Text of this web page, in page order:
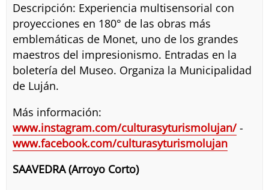
Descripción: Experiencia multisensorial con
proyecciones en 180° de las obras más
emblemáticas de Monet, uno de los grandes
maestros del impresionismo. Entradas en la
boletería del Museo. Organiza la Municipalidad
de Luján.
Más información:
www.instagram.com/culturasyturismolujan/-
www.facebook.com/culturasyturismolujan
SAAVEDRA (Arroyo Corto)